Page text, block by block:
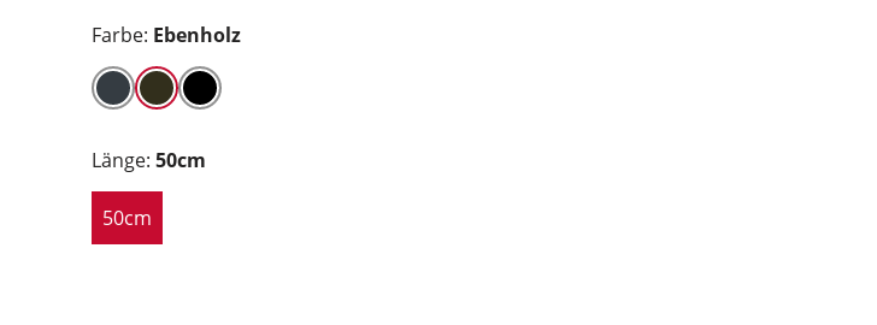
Farbe: Ebenholz
Länge: 50cm
50cm